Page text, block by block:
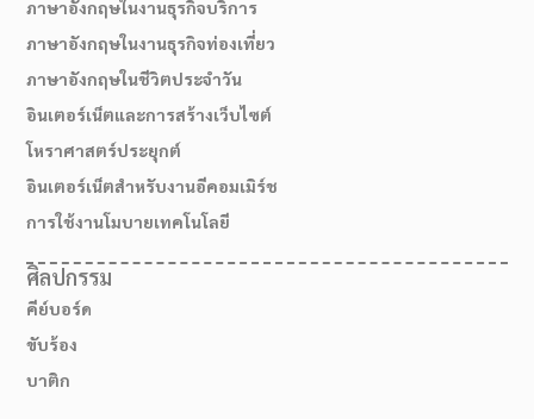
สมัครเรียน
ภาษาอังกฤษในงานธุรกิจบริการ
ภาษาอังกฤษในงานธุรกิจท่องเที่ยว
ภาษาอังกฤษในชีวิตประจำวัน
อินเตอร์เน็ตและการสร้างเว็บไซต์
โหราศาสตร์ประยุกต์
อินเตอร์เน็ตสำหรับงานอีคอมเมิร์ช
การใช้งานโมบายเทคโนโลยี
ศิลปกรรม
คีย์บอร์ด
ขับร้อง
บาติก